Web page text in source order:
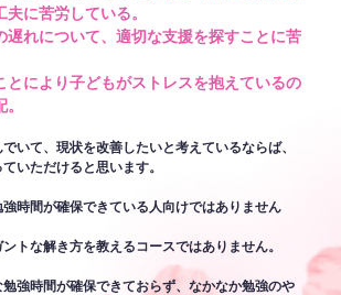
に苦労している。
遅れについて、適切な支援を探すことに苦
とにより子どもがストレスを抱えているの
いて、現状を改善したいと考えているならば、
いただけると思います。
時間が確保できている人向けではありません
トな解き方を教えるコースではありません。
強時間が確保できておらず、なかなか勉強のや